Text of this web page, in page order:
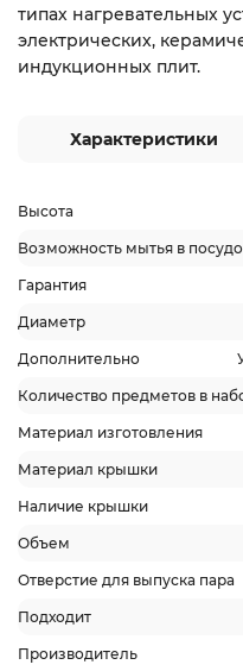
типах нагревательных
электрических,
индукционных плит.
Характеристики
Высота
Возможность мытья в
Гарантия
Диаметр
Дополнительно
Количество предметов в
Материал изготовления
Материал крышки
Наличие крышки
Объем
Отверстие для выпуска пара
Подходит
Производитель